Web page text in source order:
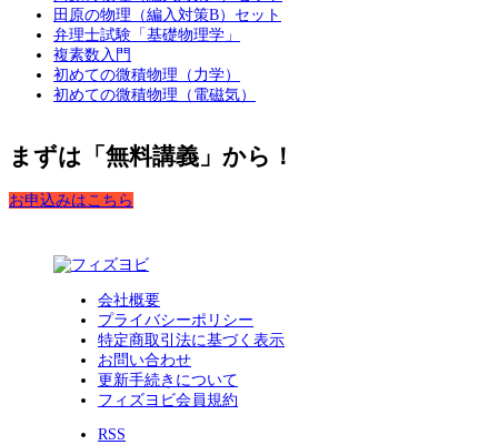
田原の物理（編入対策B）セット
弁理士試験「基礎物理学」
複素数入門
初めての微積物理（力学）
初めての微積物理（電磁気）
まずは「無料講義」から！
お申込みはこちら
会社概要
プライバシーポリシー
特定商取引法に基づく表示
お問い合わせ
更新手続きについて
フィズヨビ会員規約
RSS